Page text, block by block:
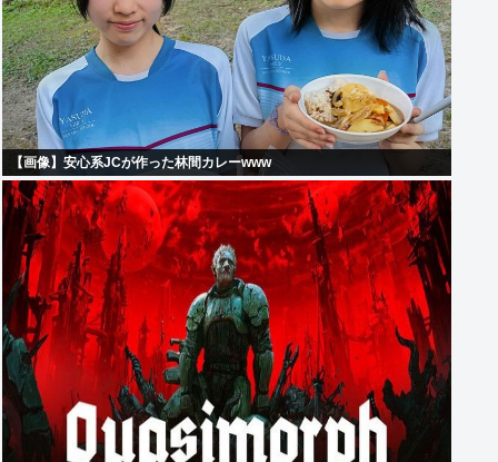
【画像】安心系JCが作った林間カレーwww